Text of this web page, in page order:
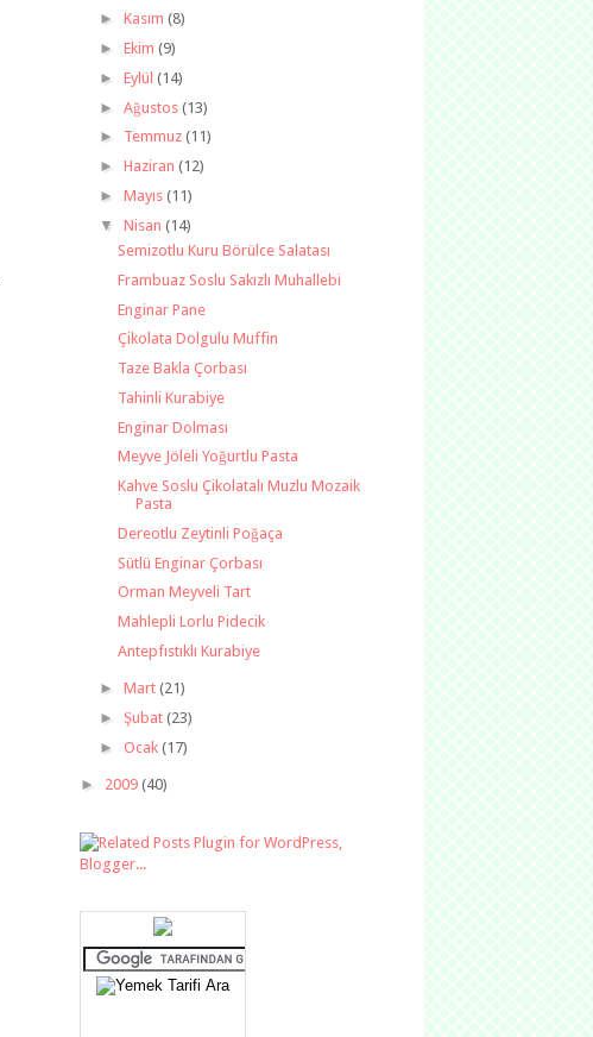
► Kasım (8)
► Ekim (9)
► Eylül (14)
► Ağustos (13)
► Temmuz (11)
► Haziran (12)
► Mayıs (11)
▼ Nisan (14)
Semizotlu Kuru Börülce Salatası
Frambuaz Soslu Sakızlı Muhallebi
Enginar Pane
Çikolata Dolgulu Muffin
Taze Bakla Çorbası
Tahinli Kurabiye
Enginar Dolması
Meyve Jöleli Yoğurtlu Pasta
Kahve Soslu Çikolatalı Muzlu Mozaik
Pasta
Dereotlu Zeytinli Poğaça
Sütlü Enginar Çorbası
Orman Meyveli Tart
Mahlepli Lorlu Pidecik
Antepfıstıklı Kurabiye
► Mart (21)
► Şubat (23)
► Ocak (17)
► 2009 (40)